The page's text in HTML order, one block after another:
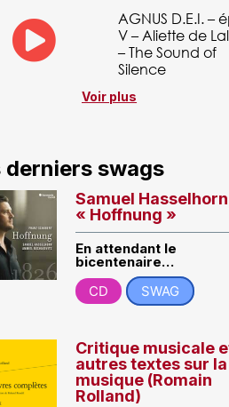
AGNUS D.E.I. –
V – Aliette de
– The Sound of
Silence
Voir plus
derniers swags
Samuel
« Hoffnung »
En attendant le
bicentenaire…
CD
SWAG
Critique musicale
autres textes sur la
musique (Romain
Rolland)